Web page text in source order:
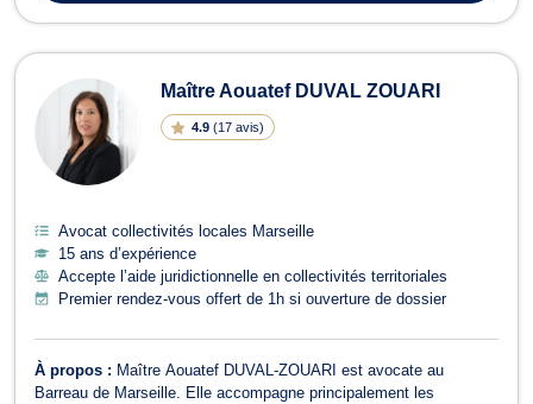
Maître Aouatef DUVAL ZOUARI
4.9 (17 avis)
Avocat collectivités locales Marseille
15 ans d’expérience
Accepte l’aide juridictionnelle en collectivités territoriales
Premier rendez-vous offert de 1h si ouverture de dossier
À propos : Maître Aouatef DUVAL-ZOUARI est avocate au
Barreau de Marseille. Elle accompagne principalement les